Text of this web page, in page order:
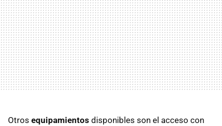
Otros equipamientos disponibles son el acceso con